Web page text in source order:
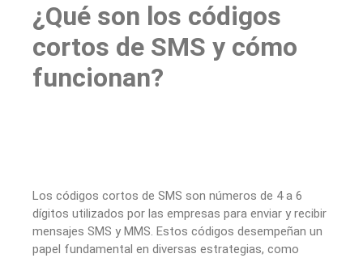
¿Qué son los códigos
cortos de SMS y cómo
funcionan?
Los códigos cortos de SMS son números de 4 a 6
dígitos utilizados por las empresas para enviar y recibir
mensajes SMS y MMS. Estos códigos desempeñan un
papel fundamental en diversas estrategias, como